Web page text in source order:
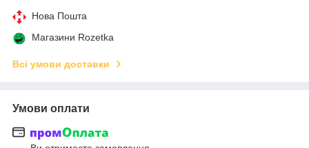
Нова Пошта
Магазини Rozetka
Всі умови доставки
Умови оплати